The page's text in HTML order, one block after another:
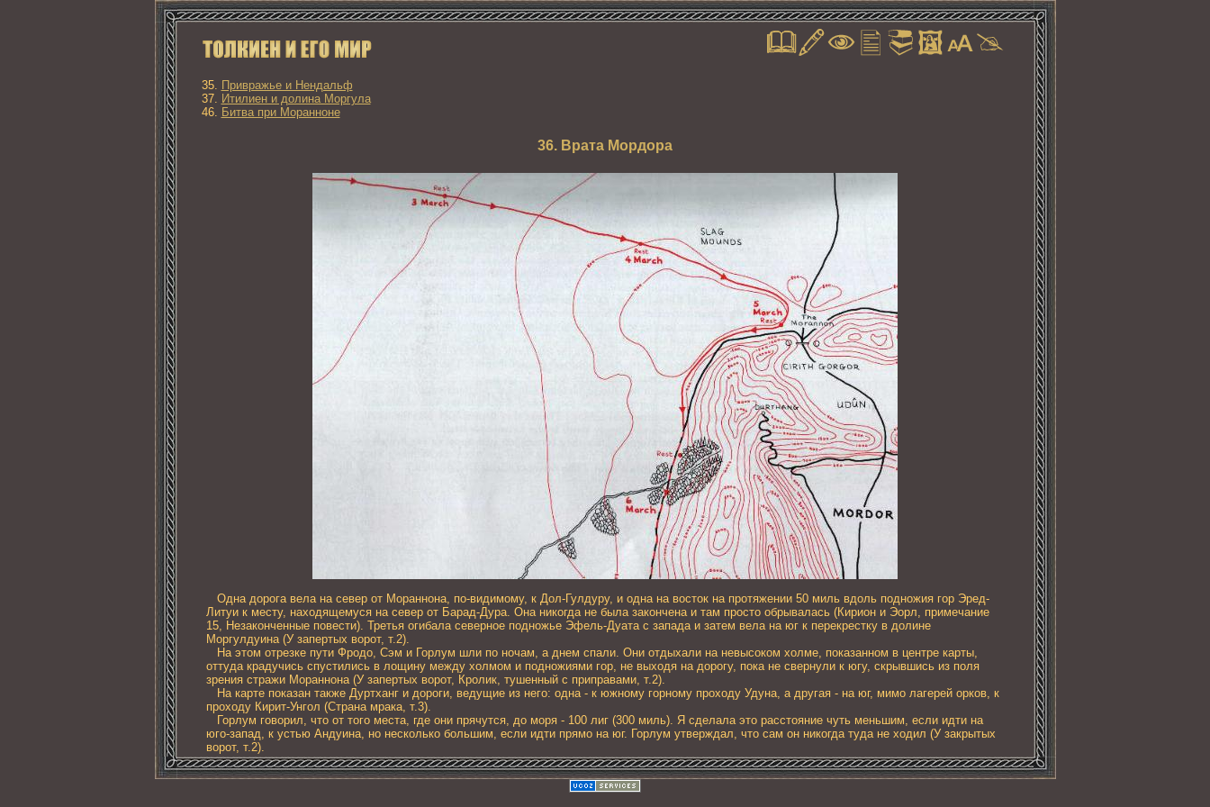
35. Привражье и Нендальф
37. Итилиен и долина Моргула
46. Битва при Моранноне
36. Врата Мордора
Одна дорога вела на север от Мораннона, по-видимому, к Дол-Гулдуру, и одна на восток на протяжении 50 миль вдоль подножия гор Эред-
Литуи к месту, находящемуся на север от Барад-Дура. Она никогда не была закончена и там просто обрывалась (Кирион и Эорл, примечание
15, Незаконченные повести). Третья огибала северное подножье Эфель-Дуата с запада и затем вела на юг к перекрестку в долине
Моргулдуина (У запертых ворот, т.2).
На этом отрезке пути Фродо, Сэм и Горлум шли по ночам, а днем спали. Они отдыхали на невысоком холме, показанном в центре карты,
оттуда крадучись спустились в лощину между холмом и подножиями гор, не выходя на дорогу, пока не свернули к югу, скрывшись из поля
зрения стражи Мораннона (У запертых ворот, Кролик, тушенный с приправами, т.2).
На карте показан также Дуртханг и дороги, ведущие из него: одна - к южному горному проходу Удуна, а другая - на юг, мимо лагерей орков, к
проходу Кирит-Унгол (Страна мрака, т.3).
Горлум говорил, что от того места, где они прячутся, до моря - 100 лиг (300 миль). Я сделала это расстояние чуть меньшим, если идти на
юго-запад, к устью Андуина, но несколько большим, если идти прямо на юг. Горлум утверждал, что сам он никогда туда не ходил (У закрытых
ворот, т.2).